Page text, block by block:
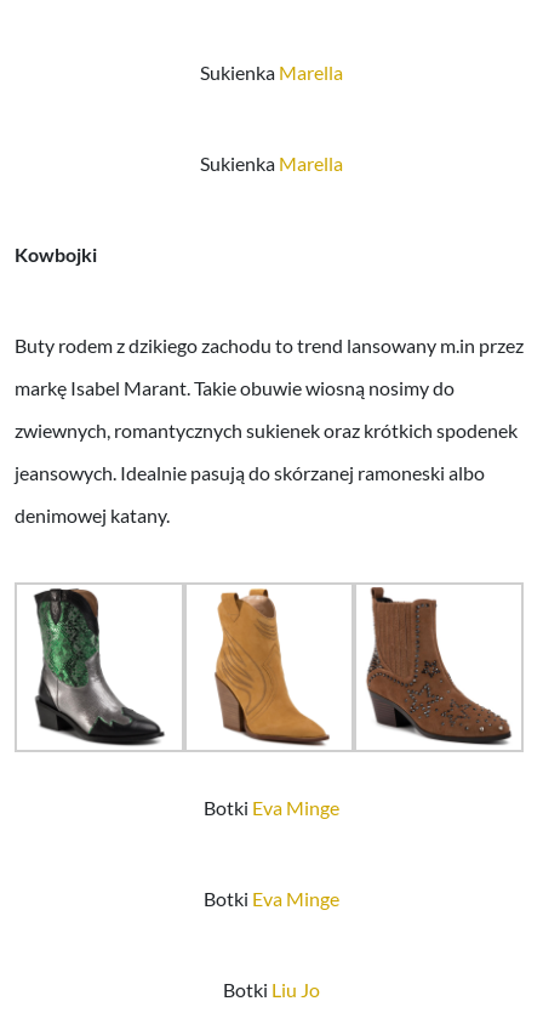
Sukienka Marella
Sukienka Marella
Kowbojki
Buty rodem z dzikiego zachodu to trend lansowany m.in przez
markę Isabel Marant. Takie obuwie wiosną nosimy do
zwiewnych, romantycznych sukienek oraz krótkich spodenek
jeansowych. Idealnie pasują do skórzanej ramoneski albo
denimowej katany.
Botki Eva Minge
Botki Eva Minge
Botki Liu Jo